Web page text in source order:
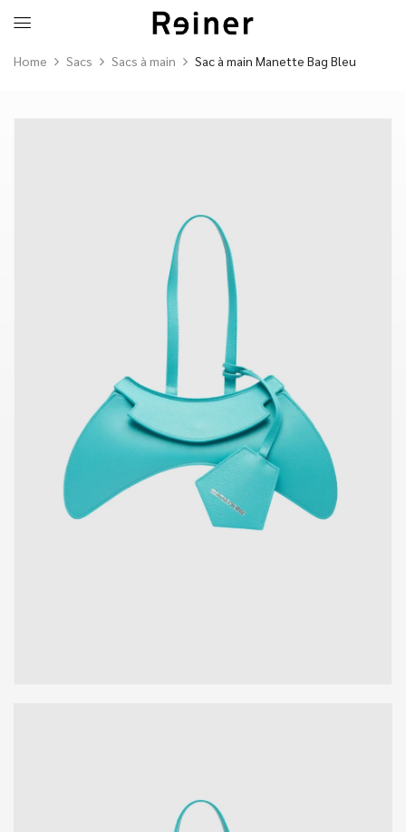
Home Sacs Sacs à main Sac à main Manette Bag Bleu